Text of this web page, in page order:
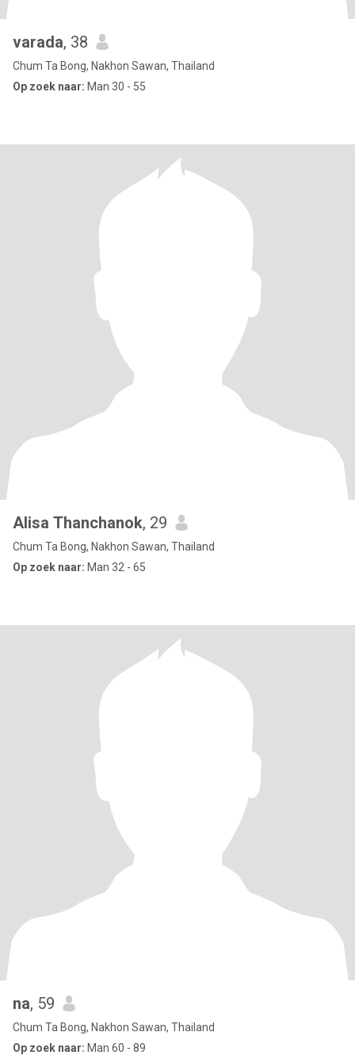
varada, 38
Chum Ta Bong, Nakhon Sawan, Thailand
Op zoek naar: Man 30 - 55
Alisa Thanchanok, 29
Chum Ta Bong, Nakhon Sawan, Thailand
Op zoek naar: Man 32 - 65
na, 59
Chum Ta Bong, Nakhon Sawan, Thailand
Op zoek naar: Man 60 - 89